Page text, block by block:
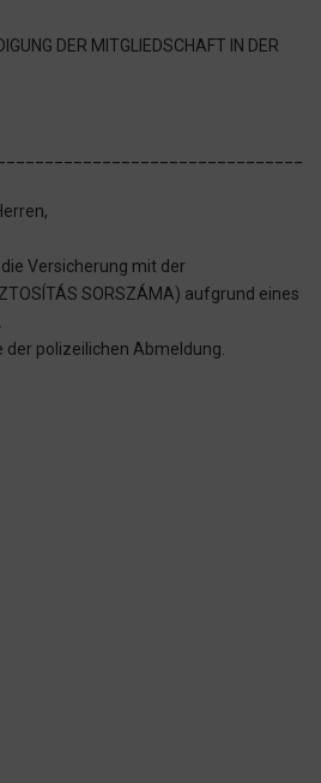
DER MITGLIEDSCHAFT IN DER
Versicherung mit der
SORSZÁMA) aufgrund eines
der polizeilichen Abmeldung.